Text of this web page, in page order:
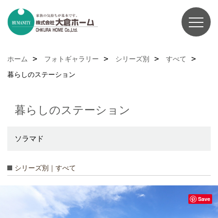
ホーム フォトギャラリー シリーズ別
すべて
暮らしのステーション
暮らしのステーション
ソラマド
シリーズ別｜すべて
Save